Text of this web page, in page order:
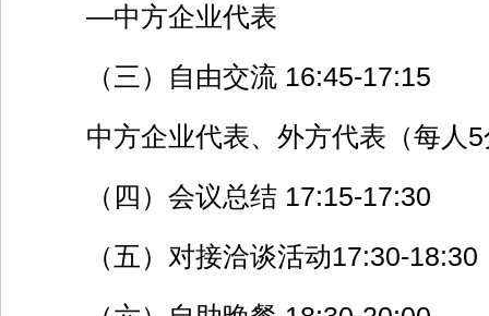
—中方企业代表
（三）自由交流 16:45-17:15
中方企业代表、外方代表（每人
（四）会议总结 17:15-17:30
（五）对接洽谈活动17:30-18:30